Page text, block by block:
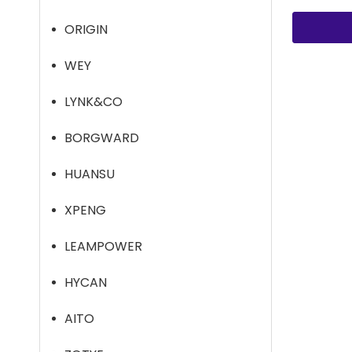
ORIGIN
WEY
LYNK&CO
BORGWARD
HUANSU
XPENG
LEAMPOWER
HYCAN
AITO